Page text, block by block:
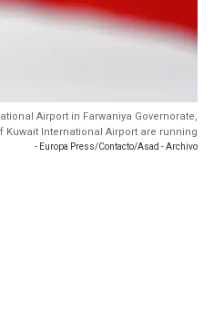
Airport in Farwaniya Governorate,
Kuwait International Airport are running
- Europa Press/Contacto/Asad - Archivo